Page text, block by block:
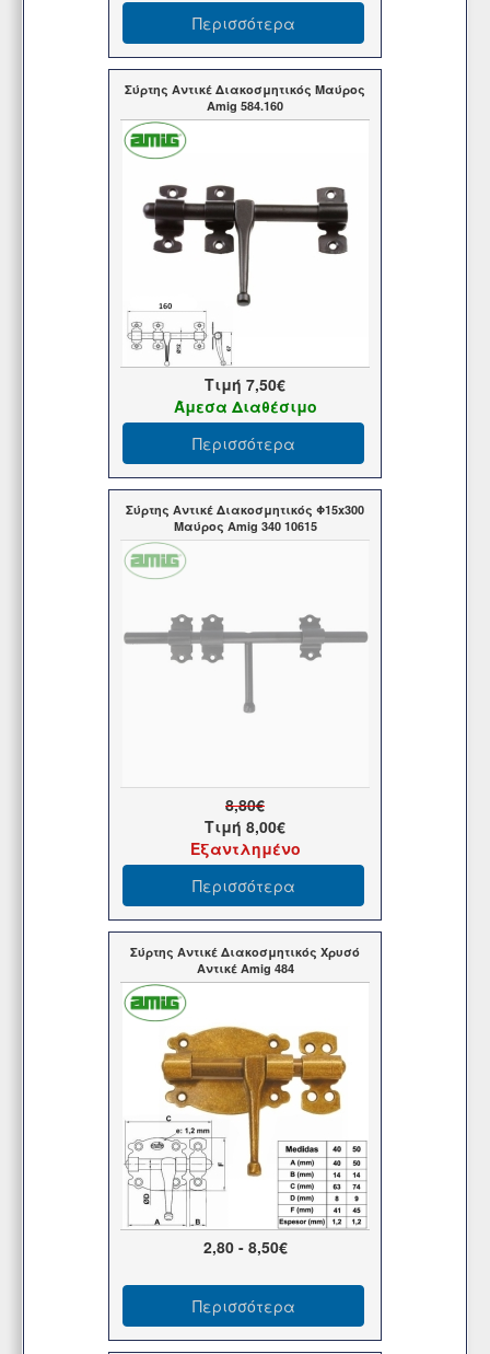
Περισσότερα
Σύρτης Αντικέ Διακοσμητικός Μαύρος
Amig 584.160
Τιμή 7,50€
Άμεσα Διαθέσιμο
Περισσότερα
Σύρτης Αντικέ Διακοσμητικός Φ15x300
Μαύρος Amig 340 10615
8,80€
Τιμή 8,00€
Εξαντλημένο
Περισσότερα
Σύρτης Αντικέ Διακοσμητικός Χρυσό
Αντικέ Amig 484
2,80 - 8,50€
Περισσότερα